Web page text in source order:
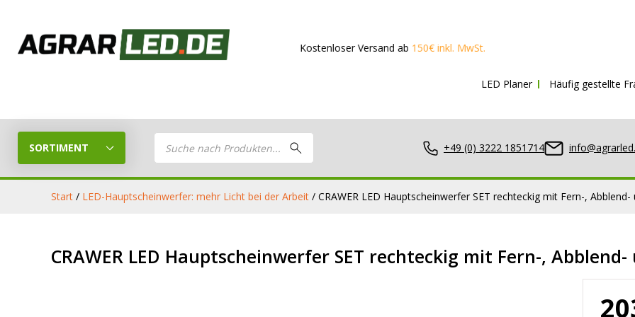
Kostenloser Versand ab150€ inkl. MwSt.
LED Planer Häufig gestellte
SORTIMENT
Products
search +49 (0) 3222 1851714
LED Planer
Stelle dein eigenes LED-Paket
LED
Arbeitsscheinwerfer
Start / LED-Hauptscheinwerfer: mehr Licht bei der Arbeit / CRAWER LED Hauptscheinwerfer SET rechteckig mit Fern-,
CRAWER LED Hauptscheinwerfer SET rechteckig mit Fern-,